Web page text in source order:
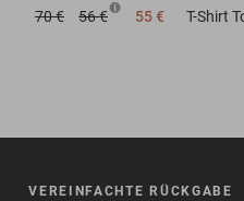
70 € 56 € 55 € T-Shirt
VEREINFACHTE RÜCKGABE